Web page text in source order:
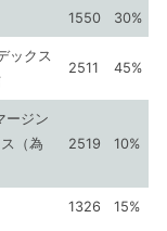
1550 30%
ックス
2511 45%
ージン
（為
2519 10%
1326 15%